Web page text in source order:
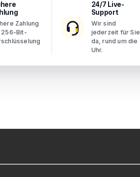
Zahlung
256-Bit-
24/7 Live-
Support
Wir sind
jederzeit für Sie
da, rund um die
Uhr.